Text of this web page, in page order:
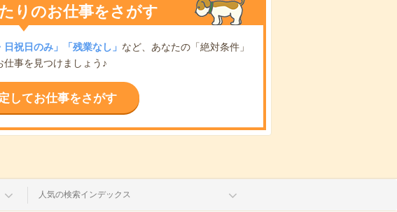
りのお仕事をさがす
日祝日のみ」「残業なし」 など、あなたの「絶対条件」
事を見つけましょう♪
してお仕事をさがす
人気の検索インデックス